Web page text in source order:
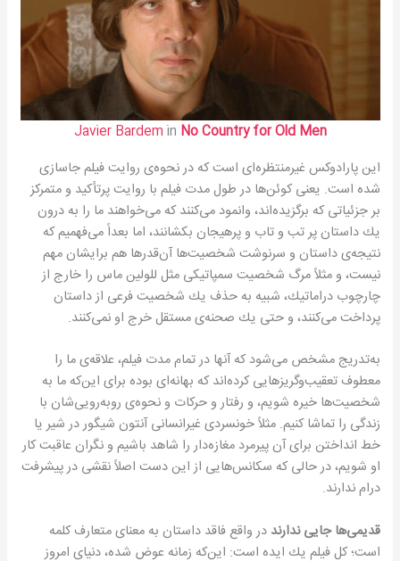
Javier Bardem in No Country for Old Men
این پارادوكس غیرمنتظره‌ای است كه در نحوه‌ی روایت فیلم جاسازی
شده است. یعنی كوئن‌ها در طول مدت فیلم با روایت پرتأكید و متمركز
بر جزئیاتی كه برگزیده‌اند، وانمود می‌كنند كه می‌خواهند ما را به درون
یك داستان پر تب و تاب و پرهیجان بكشانند، اما بعداً می‌فهمیم كه
نتیجه‌ی داستان و سرنوشت شخصیت‌ها آن‌قدرها هم برایشان مهم
نیست، و مثلاً مرگ شخصیت سمپاتیكی مثل للولین ماس را خارج از
چارچوب دراماتیك، شبیه به حذف یك شخصیت فرعی از داستان
پرداخت می‌كنند، و حتی یك صحنه‌ی مستقل خرج او نمی‌كنند.
به‌تدریج مشخص می‌شود كه آنها در تمام مدت فیلم، علاقه‌ی ما را
معطوف تعقیب‌وگریزهایی كرده‌اند كه بهانه‌ای بوده برای این‌كه ما به
شخصیت‌ها خیره شویم، و رفتار و حركات و نحوه‌ی رو‌به‌رویی‌شان با
زندگی را تماشا كنیم. مثلاً خونسردی غیرانسانی آنتون شیگور در شیر یا
خط انداختن برای آن پیرمرد مغازه‌دار را شاهد باشیم و نگران عاقبت كار
او شویم، در حالی كه سكانس‌هایی از این دست اصلاً نقشی در پیشرفت
درام ندارند.
قدیمی‌ها جایی ندارند در واقع فاقد داستان به معنای متعارف كلمه
است؛ كل فیلم یك ایده است: این‌كه زمانه عوض شده، دنیای امروز